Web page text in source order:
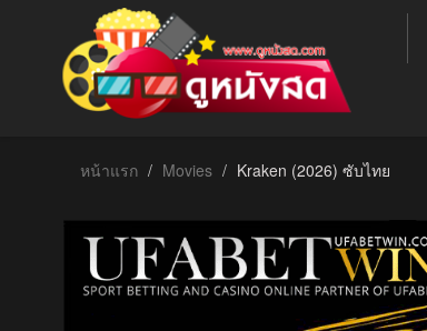
หน้าแรก Movies Kraken (2026) ซับไทย